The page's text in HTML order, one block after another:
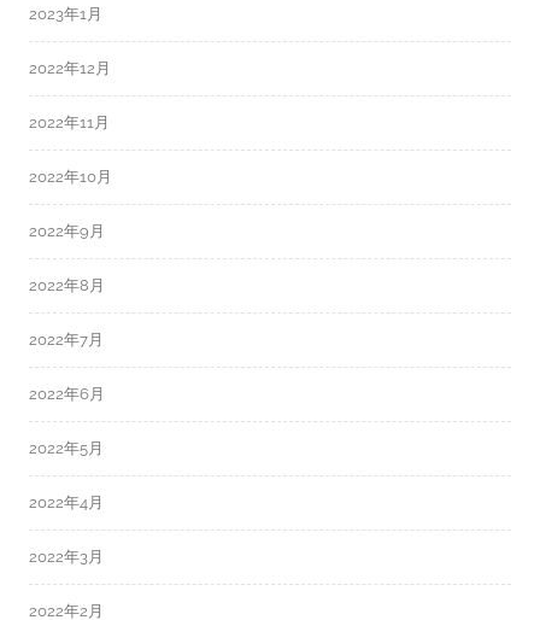
2023年1月
2022年12月
2022年11月
2022年10月
2022年9月
2022年8月
2022年7月
2022年6月
2022年5月
2022年4月
2022年3月
2022年2月